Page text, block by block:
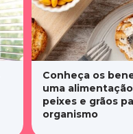
Conheça os
uma
peixes e grãos
organismo